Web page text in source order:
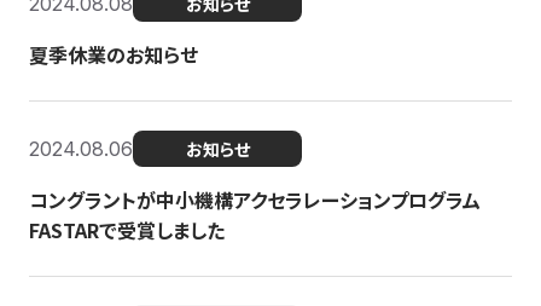
夏季休業のお知らせ
2024.08.06 お知らせ
コングラントが中小機構アクセラレーションプログラム
FASTARで受賞しました